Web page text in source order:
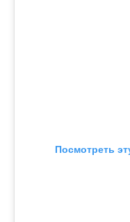
Посмотреть